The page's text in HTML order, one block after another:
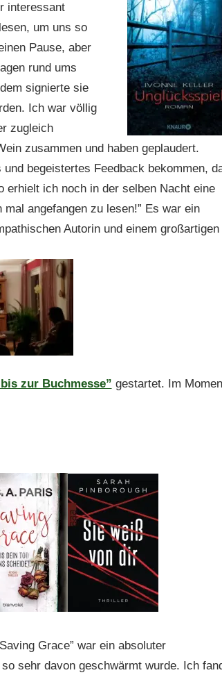
interessant
um uns so
Pause, aber
rund ums
signierte sie
Ich war völlig
zugleich
zusammen und haben geplaudert.
begeistertes Feedback bekommen,
erhielt ich noch in der selben Nacht eine
angefangen zu lesen!” Es war ein
Autorin und einem großartigen
zur Buchmesse” gestartet. Im
Grace” war ein absoluter
sehr davon geschwärmt wurde. Ich